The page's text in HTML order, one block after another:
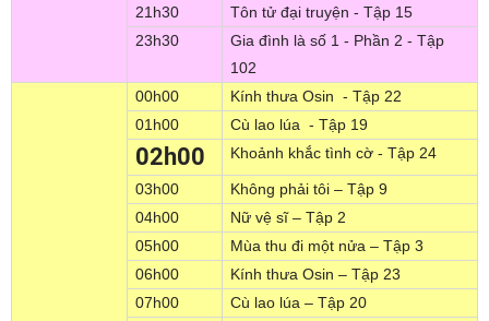
21h30
Tôn tử đại truyện - Tập 15
23h30
Gia đình là số 1 - Phần 2 - Tập
102
00h00
Kính thưa Osin - Tập 22
01h00
Cù lao lúa - Tập 19
02h00 Khoảnh khắc tình cờ - Tập 24
03h00
Không phải tôi – Tập 9
04h00
Nữ vệ sĩ – Tập 2
05h00
Mùa thu đi một nửa – Tập 3
06h00
Kính thưa Osin – Tập 23
07h00
Cù lao lúa – Tập 20